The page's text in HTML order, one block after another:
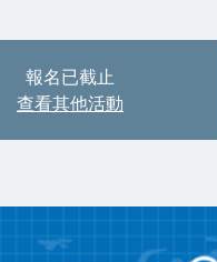
報名已截止
查看其他活動